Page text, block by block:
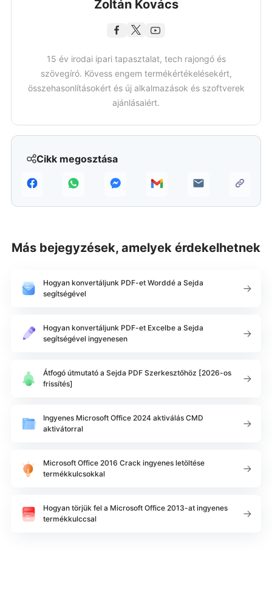
Cikk megosztása
Zoltán Kovács
15 év irodai ipari tapasztalat, tech rajongó és
szövegíró. Kövess engem termékértékelésekért,
összehasonlításokért és új alkalmazások és szoftverek
ajánlásaiért.
Más bejegyzések, amelyek érdekelhetnek
Hogyan konvertáljunk PDF-et Worddé a Sejda
segítségével
Hogyan konvertáljunk PDF-et Excelbe a Sejda
segítségével ingyenesen
Átfogó útmutató a Sejda PDF Szerkesztőhöz [2026-os
frissítés]
Ingyenes Microsoft Office 2024 aktiválás CMD
aktivátorral
Microsoft Office 2016 Crack ingyenes letöltése
termékkulcsokkal
Hogyan törjük fel a Microsoft Office 2013-at ingyenes
termékkulccsal